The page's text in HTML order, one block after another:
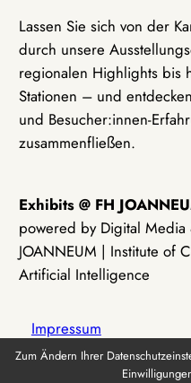
Lassen Sie sich von der
durch unsere
regionalen Highlights bis
Stationen – und
und Besucher:innen-
zusammenfließen.
Exhibits @ FH
powered by Digital Media
JOANNEUM | Institute of
Artificial Intelligence
Impressum
Zum Ändern Ihrer